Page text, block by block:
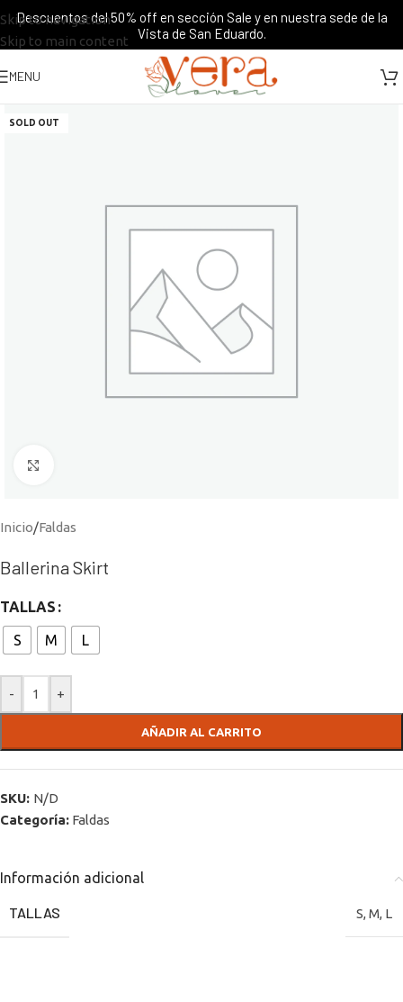
Skip to navigation
Skip to main content
Descuentos del 50% off en sección Sale y en nuestra sede de la
Vista de San Eduardo.
MENU
SOLD OUT
Inicio/Faldas
Ballerina Skirt
TALLAS
S M L
- +
AÑADIR AL CARRITO
SKU: N/D
Categoría: Faldas
Información adicional
TALLAS S, M, L